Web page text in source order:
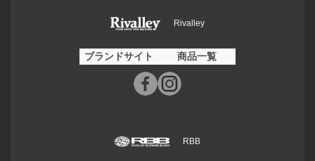
Rivalley
ブランドサイト 商品一覧
RBB